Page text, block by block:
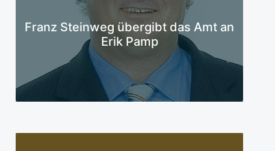
Franz Steinweg übergibt das Amt an
Erik Pamp
Mehr erfahren